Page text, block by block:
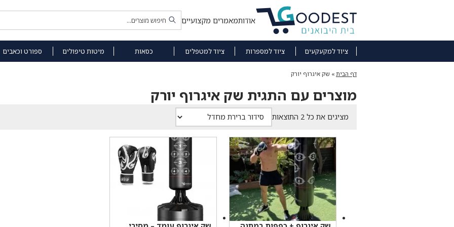
אודותמאמרים מקצועיים
ציוד למקעקעים ציוד למספרות ציוד למטפלים כסאות מיטות טיפולים ספורט וכאבים
דף הבית » שק איגרוף יורק
מוצרים עם התגית שק איגרוף יורק
מציגים את כל ⁦2⁩ התוצאות